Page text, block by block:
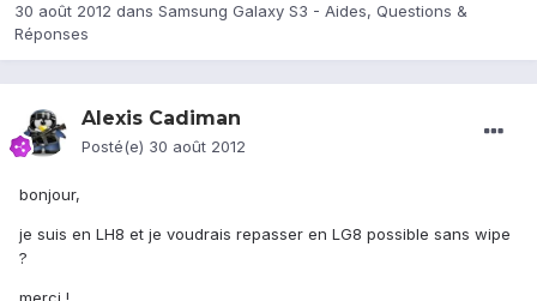
30 août 2012 dans Samsung Galaxy S3 - Aides, Questions &
Réponses
Alexis Cadiman
Posté(e) 30 août 2012
bonjour,
je suis en LH8 et je voudrais repasser en LG8 possible sans wipe
?